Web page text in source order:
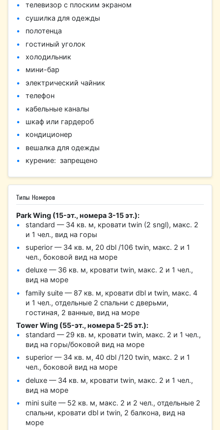
телевизор с плоским экраном
сушилка для одежды
полотенца
гостиный уголок
холодильник
мини-бар
электрический чайник
телефон
кабельные каналы
шкаф или гардероб
кондиционер
вешалка для одежды
курение: ​ запрещено
Типы Номеров
Park Wing (15-эт., номера 3-15 эт.):
standard — 34 кв. м, кровати twin (2 sngl), макс. 2
и 1 чел., вид на горы
superior — 34 кв. м, 20 dbl /106 twin, макс. 2 и 1
чел., боковой вид на море
deluxe — 36 кв. м, кровати twin, макс. 2 и 1 чел.,
вид на море
family suite — 87 кв. м, кровати dbl и twin, макс. 4
и 1 чел., отдельные 2 спальни с дверьми,
гостиная, 2 ванные, вид на море
Tower Wing (55-эт., номера 5-25 эт.):
standard — 29 кв. м, кровати twin, макс. 2 и 1 чел.,
вид на горы/боковой вид на море
superior — 34 кв. м, 40 dbl /120 twin, макс. 2 и 1
чел., боковой вид на море
deluxe — 34 кв. м, кровати twin, макс. 2 и 1 чел.,
вид на море
mini suite — 52 кв. м, макс. 2 и 2 чел., отдельные 2
спальни, кровати dbl и twin, 2 балкона, вид на
море